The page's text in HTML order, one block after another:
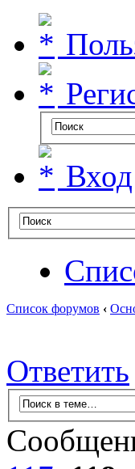
Вход
Список форумов ‹
Ответить